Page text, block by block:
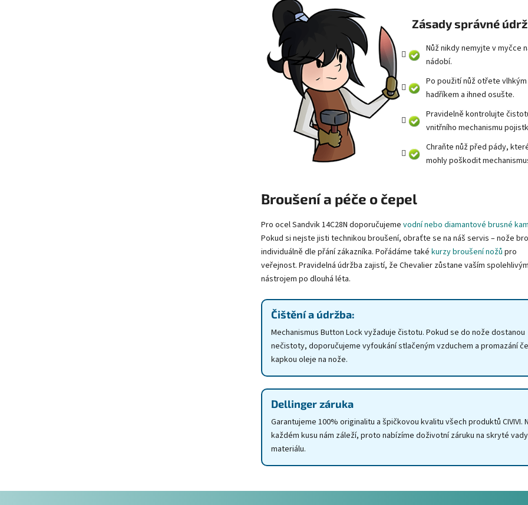
Zásady správné
Nůž nikdy nemyjte v myčce
nádobí.
Po použití nůž otřete vlhkým
hadříkem a ihned osušte.
Pravidelně kontrolujte
vnitřního mechanismu
Chraňte nůž před pády,
mohly poškodit
Broušení a péče o čepel
Pro ocel Sandvik 14C28N doporučujeme vodní nebo diamantové brusné
Pokud si nejste jisti technikou broušení, obraťte se na náš servis – nože
individuálně dle přání zákazníka. Pořádáme také kurzy broušení nožů pro
veřejnost. Pravidelná údržba zajistí, že Chevalier zůstane vaším spolehlivým
nástrojem po dlouhá léta.
Čištění a údržba:
Mechanismus Button Lock vyžaduje čistotu. Pokud se do nože dostanou
nečistoty, doporučujeme vyfoukání stlačeným vzduchem a promazání
kapkou oleje na nože.
Dellinger záruka
Garantujeme 100% originalitu a špičkovou kvalitu všech produktů CIVIVI.
každém kusu nám záleží, proto nabízíme doživotní záruku na skryté vady
materiálu.